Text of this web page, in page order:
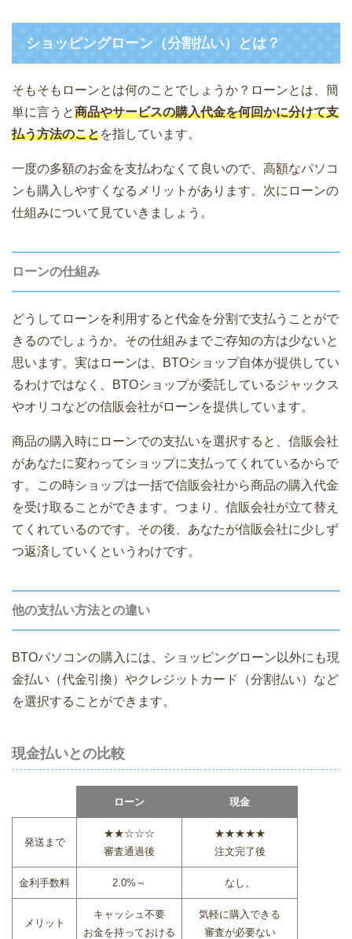
ショッピングローン（分割払い）とは？
そもそもローンとは何のことでしょうか？ローンとは、簡
単に言うと商品やサービスの購入代金を何回かに分けて支
払う方法のことを指しています。
一度の多額のお金を支払わなくて良いので、高額なパソコ
ンも購入しやすくなるメリットがあります。次にローンの
仕組みについて見ていきましょう。
ローンの仕組み
どうしてローンを利用すると代金を分割で支払うことがで
きるのでしょうか。その仕組みまでご存知の方は少ないと
思います。実はローンは、BTOショップ自体が提供してい
るわけではなく、BTOショップが委託しているジャックス
やオリコなどの信販会社がローンを提供しています。
商品の購入時にローンでの支払いを選択すると、信販会社
があなたに変わってショップに支払ってくれているからで
す。この時ショップは一括で信販会社から商品の購入代金
を受け取ることができます。つまり、信販会社が立て替え
てくれているのです。その後、あなたが信販会社に少しず
つ返済していくというわけです。
他の支払い方法との違い
BTOパソコンの購入には、ショッピングローン以外にも現
金払い（代金引換）やクレジットカード（分割払い）など
を選択することができます。
現金払いとの比較
ローン 現金
発送まで
★★☆☆☆
審査通過後
★★★★★
注文完了後
金利手数料 2.0%～ なし。
メリット
キャッシュ不要
お金を持っておける
気軽に購入できる
審査が必要ない